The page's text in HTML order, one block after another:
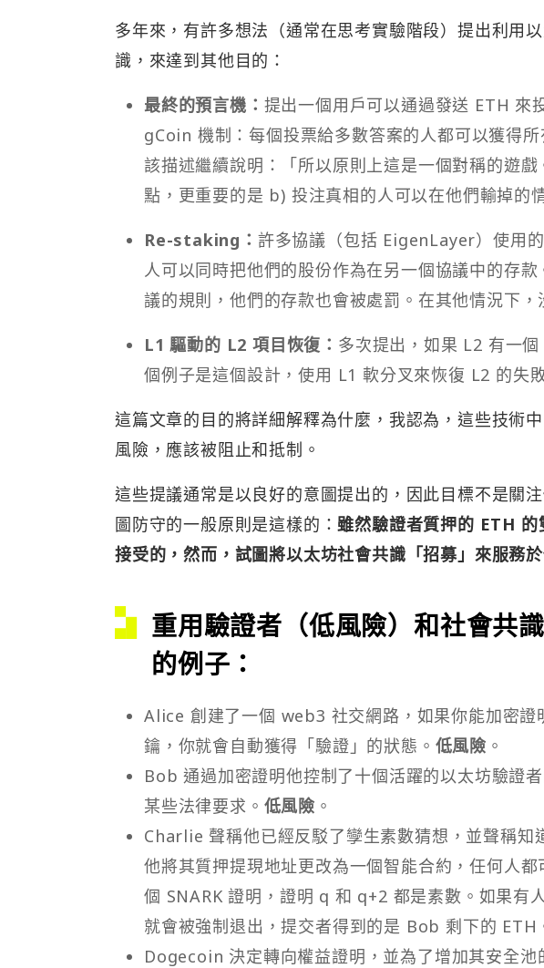
多年來，有許多想法（通常在思考實驗階段）提出利用
識，來達到其他目的：
最終的預言機： 提出一個用戶可以通過發送 ETH
gCoin 機制：每個投票給多數答案的人都可以獲得
該描述繼續說明：「所以原則上這是一個對稱的遊
點，更重要的是 b) 投注真相的人可以在他們輸掉的
Re-staking： 許多協議（包括 EigenLayer）使用
人可以同時把他們的股份作為在另一個協議中的存
議的規則，他們的存款也會被處罰。在其他情況下
L1 驅動的 L2 項目恢復： 多次提出，如果 L2 有一
個例子是這個設計，使用 L1 軟分叉來恢復 L2 的失
這篇文章的目的將詳細解釋為什麼，我認為，這些技術
風險，應該被阻止和抵制。
這些提議通常是以良好的意圖提出的，因此目標不是關
圖防守的一般原則是這樣的：雖然驗證者質押的 ETH
接受的，然而，試圖將以太坊社會共識「招募」來服務
重用驗證者（低風險）和社會共
的例子：
Alice 創建了一個 web3 社交網路，如果你能加密證
鑰，你就會自動獲得「驗證」的狀態。 低風險 。
Bob 通過加密證明他控制了十個活躍的以太坊驗證
某些法律要求。 低風險 。
Charlie 聲稱他已經反駁了孿生素數猜想，並聲稱
他將其質押提現地址更改為一個智能合約，任何人
個 SNARK 證明，證明 q 和 q+2 都是素數。如果有
就會被強制退出，提交者得到的是 Bob 剩下的 ETH
Dogecoin 決定轉向權益證明，並為了增加其安全